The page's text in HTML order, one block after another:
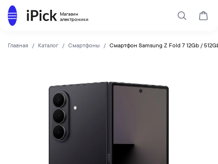
Магазин
электроники
Каталог
Поиск
Главная Каталог Смартфоны Смартфон Samsung Z Fold 7 12Gb /